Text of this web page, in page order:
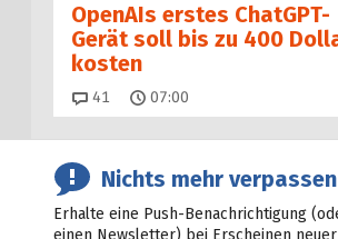
OpenAIs erstes ChatGPT-
Gerät soll bis zu 400
kosten
41 Kommentare
07:00
Nichts mehr
Erhalte eine Push-Benachrichtigung